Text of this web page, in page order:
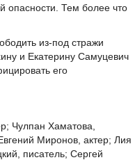
опасности. Тем более что
из-под стражи
и Екатерину Самуцевич
его
Чулпан Хаматова,
Миронов, актер; Лия
писатель; Сергей